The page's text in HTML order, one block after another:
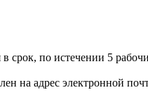
срок, по истечении 5
на адрес электронной